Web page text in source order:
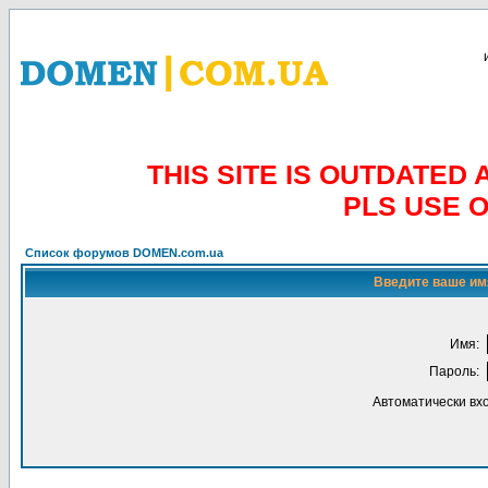
THIS SITE IS OUTDATED
PLS USE
Список форумов DOMEN.com.ua
Введите ваше
Имя:
Пароль:
Автоматически